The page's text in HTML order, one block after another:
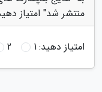
منتشر شد" امتیاز
امتیاز دهید:1
2